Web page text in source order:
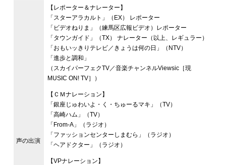
声の出演
【レポーター＆ナレーター】
「スターアラカルト」（EX） レポーター
「ビデオねりま」（練馬区広報ビデオ）レポーター
「タウンガイド」（TX） ナレーター（以上、レギュラー）
「おもいッきりテレビ／きょうは何の日」（NTV）
「進歩と調和」
（スカイパーフェクTV／音楽チャンネルViewsic［現
MUSIC ON! TV］）
【ＣＭナレーション】
「銀座じゅわいよ・く・ちゅーるマキ」（TV）
「高崎ハム」（TV）
「From-A」（ラジオ）
「ファッションセンターしまむら」（ラジオ）
「ヘアドクター」（ラジオ）
【VPナレーション】